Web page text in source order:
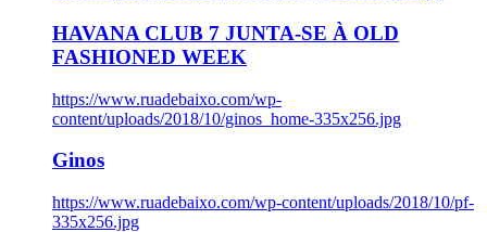
HAVANA CLUB 7 JUNTA-SE À OLD
FASHIONED WEEK
https://www.ruadebaixo.com/wp-
content/uploads/2018/10/ginos_home-335x256.jpg
Ginos
https://www.ruadebaixo.com/wp-content/uploads/2018/10/pf-
335x256.jpg